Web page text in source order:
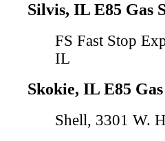
Silvis, IL E85 Gas
FS Fast Stop
IL
Skokie, IL E85
Shell, 3301 W.